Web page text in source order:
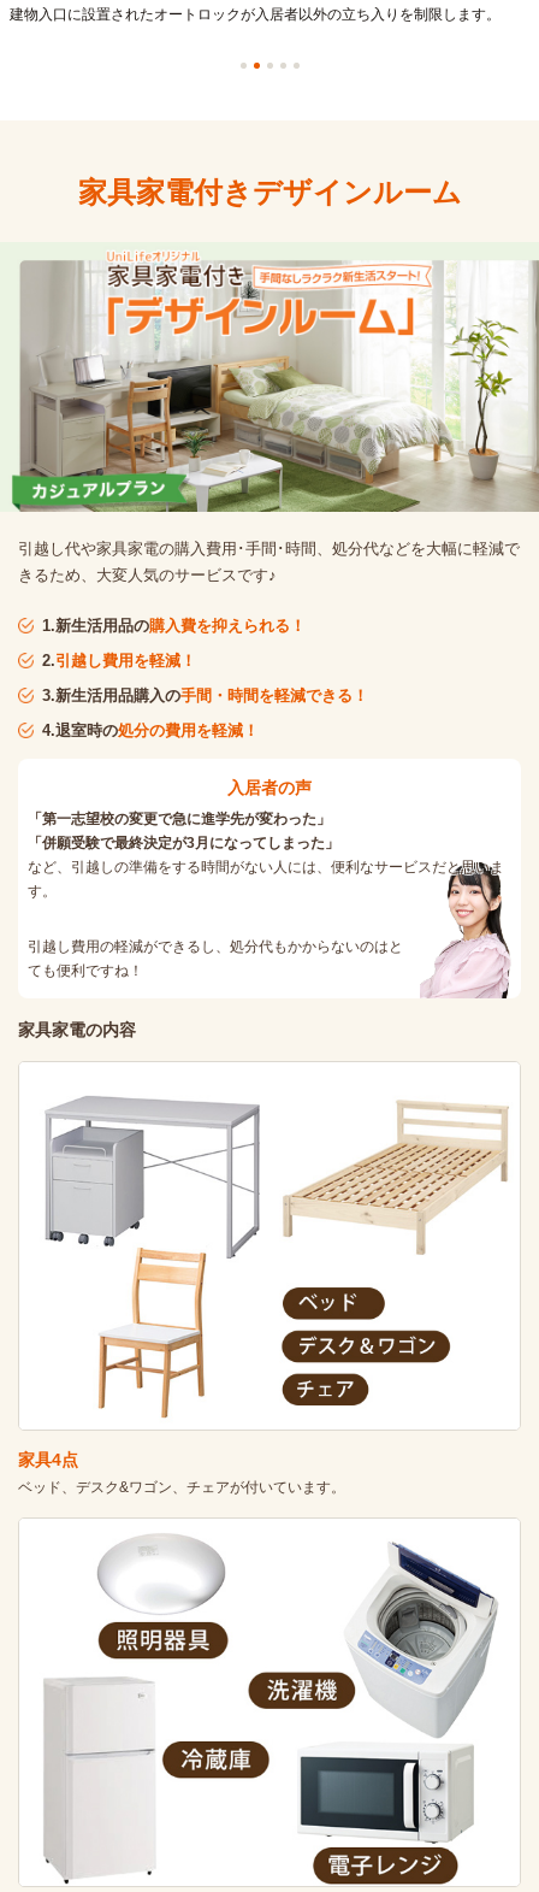
建物入口に設置されたオートロックが入居者以外の立ち入りを制限します。
家具家電付きデザインルーム
引越し代や家具家電の購入費用･手間･時間、処分代などを大幅に軽減で
きるため、大変人気のサービスです♪
1.新生活用品の購入費を抑えられる！
2.引越し費用を軽減！
3.新生活用品購入の手間・時間を軽減できる！
4.退室時の処分の費用を軽減！
入居者の声
「第一志望校の変更で急に進学先が変わった」
「併願受験で最終決定が3月になってしまった」
など、引越しの準備をする時間がない人には、便利なサービスだと思いま
す。
引越し費用の軽減ができるし、処分代もかからないのはと
ても便利ですね！
家具家電の内容
家具4点
ベッド、デスク&ワゴン、チェアが付いています。